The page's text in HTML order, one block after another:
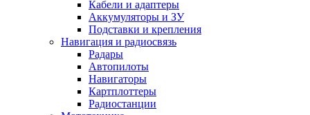
Кабели и адаптеры
Аккумуляторы и ЗУ
Подставки и крепления
Навигация и радиосвязь
Радары
Автопилоты
Навигаторы
Картплоттеры
Радиостанции